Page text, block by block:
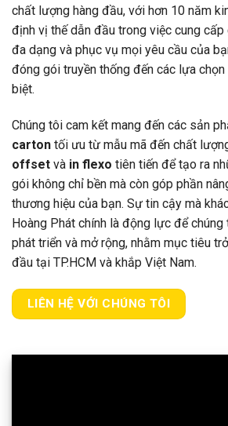
chất lượng hàng đầu, với hơn 10 năm
định vị thế dẫn đầu trong việc cung
đa dạng và phục vụ mọi yêu cầu của
đóng gói truyền thống đến các lựa
biệt.
Chúng tôi cam kết mang đến các sản
carton tối ưu từ mẫu mã đến chất
offset và in flexo tiên tiến để tạo ra
gói không chỉ bền mà còn góp phần
thương hiệu của bạn. Sự tin cậy mà
Hoàng Phát chính là động lực để
phát triển và mở rộng, nhằm mục tiêu
đầu tại TP.HCM và khắp Việt Nam.
LIÊN HỆ VỚI CHÚNG TÔI